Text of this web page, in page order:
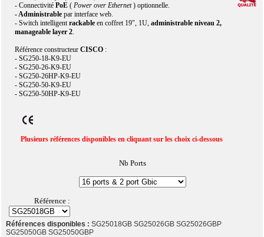
- ConnectivitéPoE(Power over Ethernet) optionnelle.
- Administrablepar interface web.
- Switch intelligentrackableen coffret 19", 1U,administrable niveau 2,
manageable layer 2.
Référence constructeurCISCO :
- SG250-18-K9-EU
- SG250-26-K9-EU
- SG250-26HP-K9-EU
- SG250-50-K9-EU
- SG250-50HP-K9-EU
Plusieurs références disponibles en cliquant sur les choix ci-dessous
Nb Ports
Référence :
Références disponibles : SG25018GB SG25026GB SG25026GBP
SG25050GB SG25050GBP